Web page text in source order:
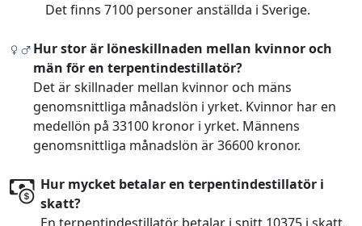
Det finns 7100 personer anställda i Sverige.
Hur stor är löneskillnaden mellan kvinnor och
män för en terpentindestillatör?
Det är skillnader mellan kvinnor och mäns
genomsnittliga månadslön i yrket. Kvinnor har en
medellön på 33100 kronor i yrket. Männens
genomsnittliga månadslön är 36600 kronor.
Hur mycket betalar en terpentindestillatör i
skatt?